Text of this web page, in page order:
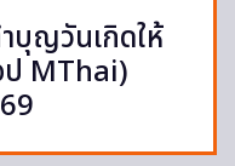
บุญวันเกิดให้
MThai)